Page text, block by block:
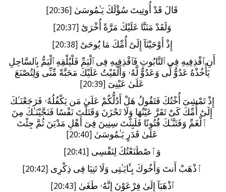
قَالَ قَدْ أُوتِيتَ سُؤْلَكَ يَـٰمُوسَىٰ [20:36]
وَلَقَدْ مَنَنَّا عَلَيْكَ مَرَّةً أُخْرَىٰٓ [20:37]
إِذْ أَوْحَيْنَآ إِلَىٰٓ أُمِّكَ مَا يُوحَىٰٓ [20:38]
أَنِ ٱقْذِفِيهِ فِى ٱلتَّابُوتِ فَٱقْذِفِيهِ فِى ٱلْيَمِّ فَلْيُلْقِهِ ٱلْيَمُّ بِٱلسَّاحِلِ
يَأْخُذْهُ عَدُوٌّ لِّى وَعَدُوٌّ لَّهُۥ وَأَلْقَيْتُ عَلَيْكَ مَحَبَّةً مِّنِّى وَلِتُصْنَعَ
عَلَىٰ عَيْنِىٓ [20:39]
إِذْ تَمْشِىٓ أُخْتُكَ فَتَقُولُ هَلْ أَدُلُّكُمْ عَلَىٰ مَن يَكْفُلُهُۥ فَرَجَعْنَـٰكَ
إِلَىٰٓ أُمِّكَ كَىْ تَقَرَّ عَيْنُهَا وَلَا تَحْزَنَ وَقَتَلْتَ نَفْسًا فَنَجَّيْنَـٰكَ مِنَ
ٱلْغَمِّ وَفَتَنَّـٰكَ فُتُونًا فَلَبِثْتَ سِنِينَ فِىٓ أَهْلِ مَدْيَنَ ثُمَّ جِئْتَ
عَلَىٰ قَدَرٍ يَـٰمُوسَىٰ [20:40]
وَٱصْطَنَعْتُكَ لِنَفْسِى [20:41]
ٱذْهَبْ أَنتَ وَأَخُوكَ بِـَٔايَـٰتِى وَلَا تَنِيَا فِى ذِكْرِى [20:42]
ٱذْهَبَآ إِلَىٰ فِرْعَوْنَ إِنَّهُۥ طَغَىٰ [20:43]